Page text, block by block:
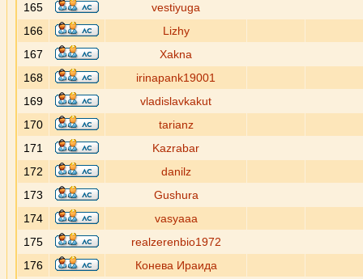
165
vestiyuga
166
Lizhy
167
Xakna
168
irinapank19001
169
vladislavkakut
170
tarianz
171
Kazrabar
172
danilz
173
Gushura
174
vasyaaa
175
realzerenbio1972
176
Конева Ираида